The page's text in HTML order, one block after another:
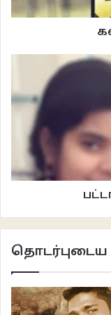
தொலைந்து
அனல் காற்று அறையும்
சிறகு பறிக்கப்பட்ட
விட்டுச் செல்ல
‘எப்படி முடிந்தது உன்னால்’
என்னும் கேள்வி எனை
துளைத்துக் கூறு போட்டுப்
பரிமாணங்கள் எடுத்துக்
நிறுத்த முடியா
உயிர்
தொடர்புடைய